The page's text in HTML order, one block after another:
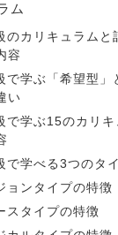
ム
のカリキュラムと
容
で学ぶ「希望型」
い
で学ぶ15のカリ
で学べる3つのタ
ョンタイプの特徴
スタイプの特徴